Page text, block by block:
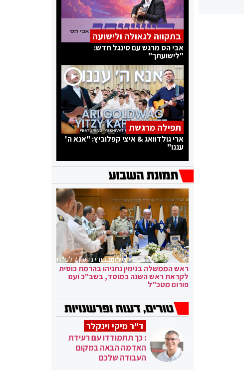
בתקווה לגאולה ולישועה
אבי הס מרגש עם סינגל חדש:
"לישועתך"
תפילה מרגשת
ארי גולדוואג & איצי קפלוביץ: "אנא ה'
עננו"
צילום:קובי גדעון / לע"מ
ראש הממשלה בנימין נתניהו בהרמת כוסית
לקראת ראש השנה במוסד, בשב"כ ועם
פורום מטכ"ל
ד"ר מיקי וינקלר
: כך תתמודדו עם רעידת
האדמה הבאה במקום
העבודה שלכם